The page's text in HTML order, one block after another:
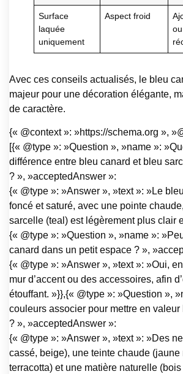
Surface
laquée
uniquement
Aspect froid
Avec ces conseils actualisés, le bleu
majeur pour une décoration élégante,
de caractère.
{« @context »: »https://schema.org »,
[{« @type »: »Question », »name »:
différence entre bleu canard et bleu
? », »acceptedAnswer »:
{« @type »: »Answer », »text »: »Le
foncé et saturé, avec une pointe
sarcelle (teal) est légèrement plus clair
{« @type »: »Question », »name »:
canard dans un petit espace ? »,
{« @type »: »Answer », »text »: »Oui,
mur d’accent ou des accessoires, afin
étouffant. »}},{« @type »: »Question »,
couleurs associer pour mettre en valeur
? », »acceptedAnswer »:
{« @type »: »Answer », »text »: »Des
cassé, beige), une teinte chaude (jaune
terracotta) et une matière naturelle (bois